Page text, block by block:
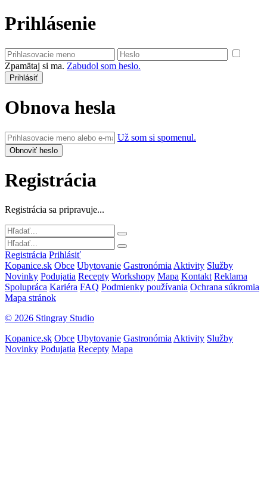
Prihlásenie
Zpamätaj si ma. Zabudol som heslo.
Obnova hesla
Už som si spomenul.
Registrácia
Registrácia sa pripravuje...
Registrácia Prihlásiť
Kopanice.sk Obce Ubytovanie Gastronómia Aktivity Služby
Novinky Podujatia Recepty Workshopy Mapa Kontakt Reklama
Spolupráca Kariéra FAQ Podmienky používania Ochrana súkromia
Mapa stránok
© 2026 Stingray Studio
Kopanice.sk Obce Ubytovanie Gastronómia Aktivity Služby
Novinky Podujatia Recepty Mapa